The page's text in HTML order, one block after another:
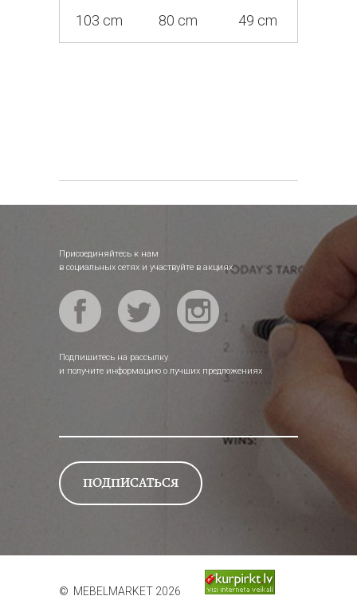
103 cm 80 cm 49 cm
Присоединяйтесь к нам
в социальных сетях и участвуйте в акциях
Подпишитесь на рассылку
и получите информацию о лучших предложениях
© MEBELMARKET 2026